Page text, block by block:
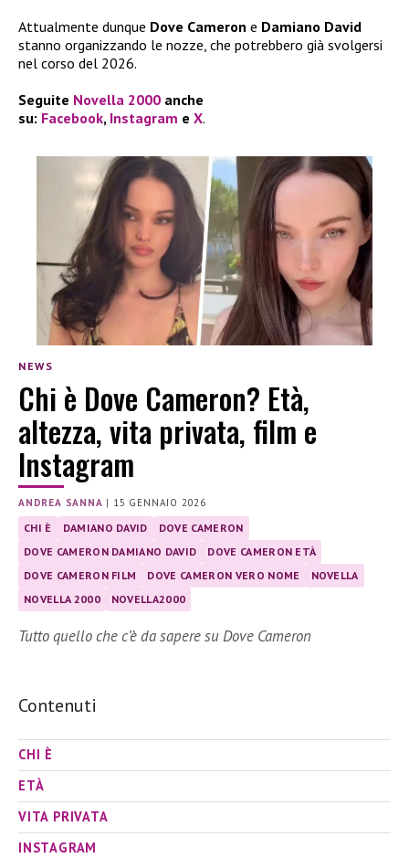
Attualmente dunque Dove Cameron e Damiano David
stanno organizzando le nozze, che potrebbero già svolgersi
nel corso del 2026.
Seguite Novella 2000 anche
su: Facebook, Instagram e X.
NEWS
Chi è Dove Cameron? Età,
altezza, vita privata, film e
Instagram
ANDREA SANNA | 15 GENNAIO 2026
CHI È DAMIANO DAVID
DOVE CAMERON
DOVE CAMERON DAMIANO DAVID
DOVE CAMERON ETÀ
DOVE CAMERON FILM
DOVE CAMERON VERO NOME
NOVELLA
NOVELLA 2000
NOVELLA2000
Tutto quello che c’è da sapere su Dove Cameron
Contenuti
CHI È
ETÀ
VITA PRIVATA
INSTAGRAM